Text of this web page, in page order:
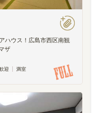
ハウス！広島市西区南観
ザ
迎 満室